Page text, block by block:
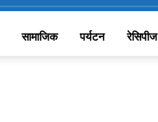
सामाजिक पर्यटन रेसिपीज